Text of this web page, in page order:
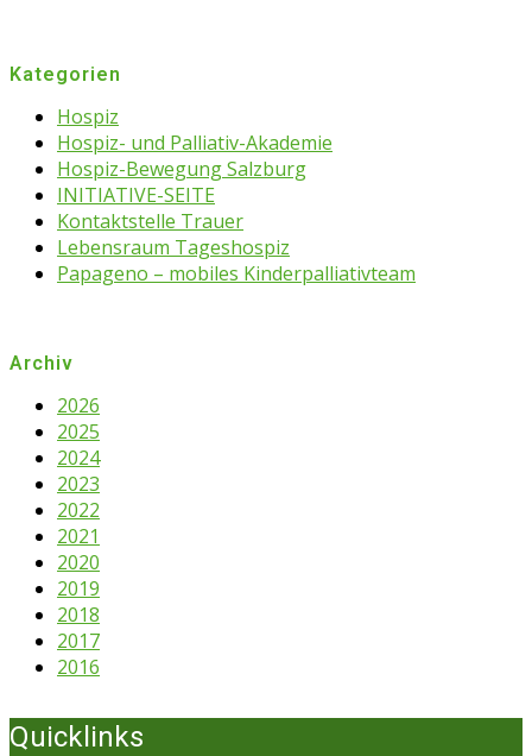
Kategorien
Hospiz
Hospiz- und Palliativ-Akademie
Hospiz-Bewegung Salzburg
INITIATIVE-SEITE
Kontaktstelle Trauer
Lebensraum Tageshospiz
Papageno – mobiles Kinderpalliativteam
Archiv
2026
2025
2024
2023
2022
2021
2020
2019
2018
2017
2016
Quicklinks